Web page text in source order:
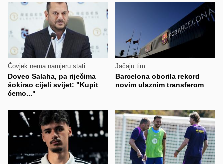
Čovjek nema namjeru stati
Doveo Salaha, pa riječima
šokirao cijeli svijet: "Kupit
ćemo..."
Jačaju tim
Barcelona oborila rekord
novim ulaznim transferom